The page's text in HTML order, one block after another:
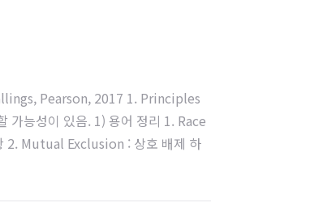
Pearson, 2017 1. Principles
가능성이 있음. 1) 용어 정리 1. Race
2. Mutual Exclusion : 상호 배제 하